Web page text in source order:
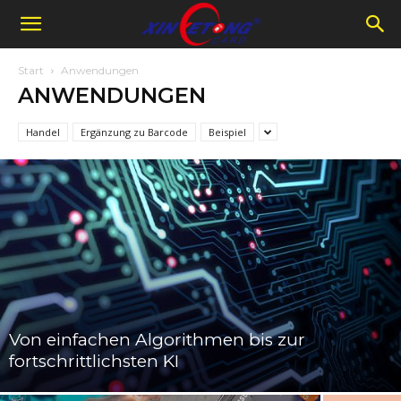
Start Anwendungen
ANWENDUNGEN
Handel Ergänzung zu Barcode Beispiel
Von einfachen Algorithmen bis zur
fortschrittlichsten KI